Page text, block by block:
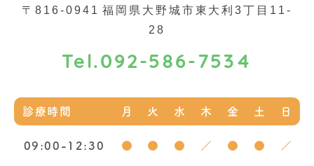
〒816-0941 福岡県大野城市東大利3丁目11-
28
Tel. 092-586-7534
診療時間 月 火 水 木 金 土 日
09:00-12:30 ● ● ● ／ ● ● ／